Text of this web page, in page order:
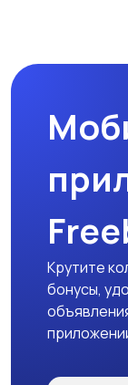
Крутите
бонусы,